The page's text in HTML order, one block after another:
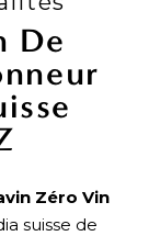
De
Zéro Vin
suisse de